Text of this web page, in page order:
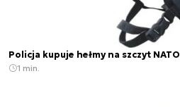
Policja kupuje hełmy na szczyt NATO
1 min.